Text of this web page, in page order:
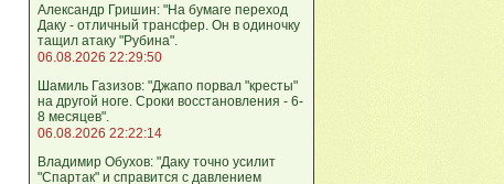
Александр Гришин: "На бумаге переход
Даку - отличный трансфер. Он в одиночку
тащил атаку "Рубина".
06.08.2026 22:29:50
Шамиль Газизов: "Джапо порвал "кресты"
на другой ноге. Сроки восстановления - 6-
8 месяцев".
06.08.2026 22:22:14
Владимир Обухов: "Даку точно усилит
"Спартак" и справится с давлением